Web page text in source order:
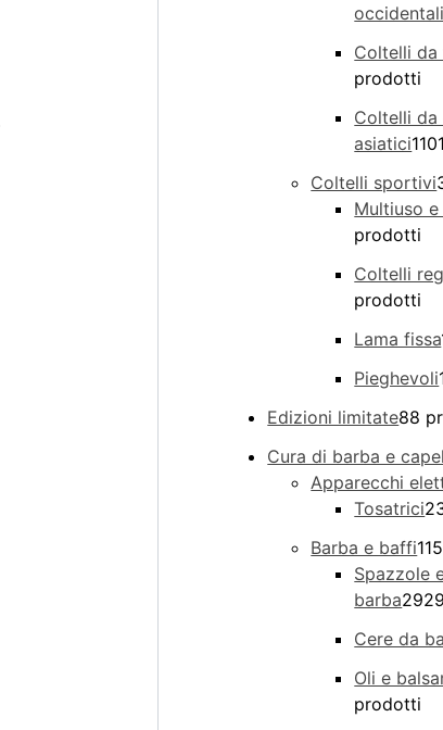
occidentali
Coltelli da
prodotti
Coltelli da
asiatici110
Coltelli sportivi
Multiuso
prodotti
Coltelli
prodotti
Lama fissa
Pieghevoli
Edizioni limitate88
Cura di barba e
Apparecchi
Tosatrici
Barba e baffi115
Spazzole
barba29
Cere da
Oli e
prodotti